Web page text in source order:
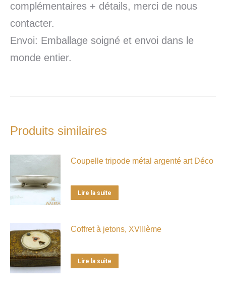
complémentaires + détails, merci de nous
contacter.
Envoi: Emballage soigné et envoi dans le
monde entier.
Produits similaires
Coupelle tripode métal argenté art Déco
Lire la suite
Coffret à jetons, XVIIIème
Lire la suite